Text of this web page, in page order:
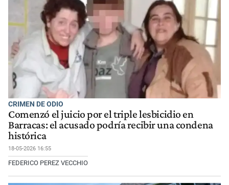
CRIMEN DE ODIO
Comenzó el juicio por el triple lesbicidio en
Barracas: el acusado podría recibir una condena
histórica
18-05-2026 16:55
FEDERICO PEREZ VECCHIO